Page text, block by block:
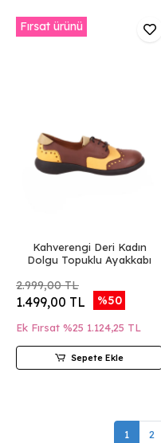
Fırsat ürünü
Kahverengi Deri Kadın
Dolgu Topuklu Ayakkabı
2.999,00 TL
1.499,00 TL %50
Ek Fırsat %25 1.124,25 TL
Sepete Ekle
1 2